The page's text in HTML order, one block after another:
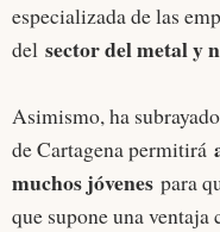
especializada de las
del sector del metal y
Asimismo, ha
de Cartagena permitirá
muchos jóvenes para
que supone una